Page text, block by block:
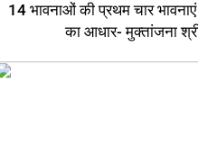
14 भावनाओं की प्रथम चार भावनाएं
का आधार- मुक्तांजना